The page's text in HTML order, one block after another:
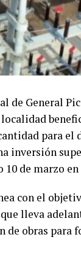
de General
para
inversión
de marzo en
con el
lleva
de obras para